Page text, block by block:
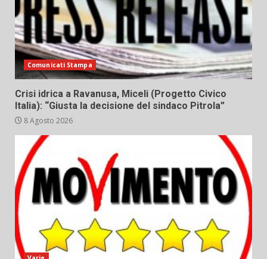
Comunicati Stampa
Crisi idrica a Ravanusa, Miceli (Progetto Civico
Italia): “Giusta la decisione del sindaco Pitrola”
8 Agosto 2026